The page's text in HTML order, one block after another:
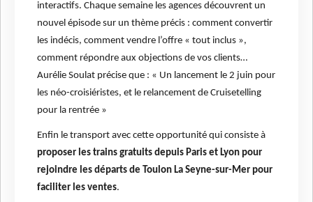
interactifs. Chaque semaine les agences découvrent un
nouvel épisode sur un thème précis : comment convertir
les indécis, comment vendre l’offre « tout inclus »,
comment répondre aux objections de vos clients…
Aurélie Soulat précise que : « Un lancement le 2 juin pour
les néo-croisiéristes, et le relancement de Cruisetelling
pour la rentrée »
Enfin le transport avec cette opportunité qui consiste à
proposer les trains gratuits depuis Paris et Lyon pour
rejoindre les départs de Toulon La Seyne-sur-Mer pour
faciliter les ventes.